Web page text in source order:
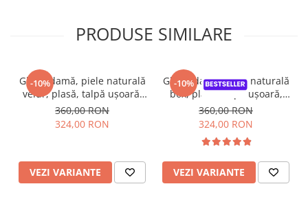
PRODUSE SIMILARE
-10%
Ghete damă, piele naturală
velur, plasă, talpă ușoară,
crampoane mari, verde
360,00 RON
324,00 RON
VEZI VARIANTE
-10%
Ghete damă, piele naturală
box, plasă, talpă ușoară,
crampoane mari, negru
360,00 RON
324,00 RON
VEZI VARIANTE